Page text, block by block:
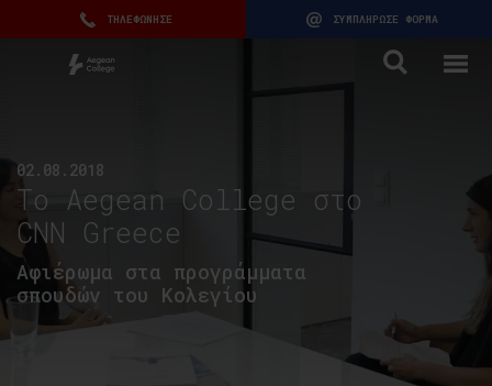
ΤΗΛΕΦΩΝΗΣΕ ΣΥΜΠΛΗΡΩΣΕ ΦΟΡΜΑ
02.08.2018
To Aegean College στο
CNN Greece
Αφιέρωμα στα προγράμματα
σπουδών του Κολεγίου